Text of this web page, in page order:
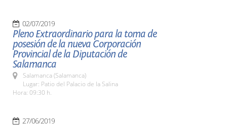
02/07/2019
Pleno Extraordinario para la toma de
posesión de la nueva Corporación
Provincial de la Diputación de
Salamanca
Salamanca (Salamanca)
Lugar: Patio del Palacio de la Salina
Hora: 09:30 h.
27/06/2019